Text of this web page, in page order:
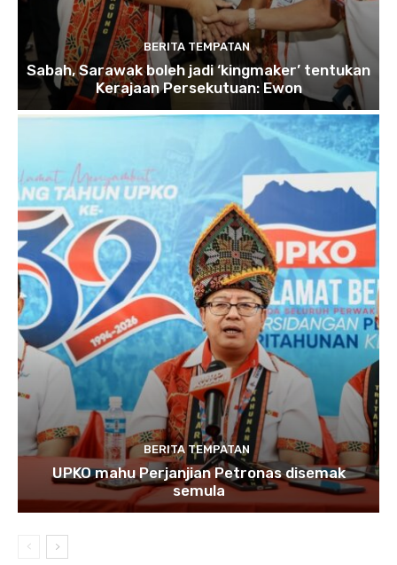
BERITA TEMPATAN
Sabah, Sarawak boleh jadi ‘kingmaker’ tentukan
Kerajaan Persekutuan: Ewon
BERITA TEMPATAN
UPKO mahu Perjanjian Petronas disemak
semula